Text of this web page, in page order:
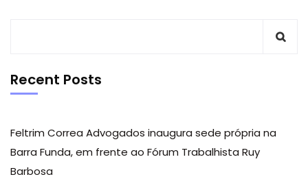
Recent Posts
Feltrim Correa Advogados inaugura sede própria na
Barra Funda, em frente ao Fórum Trabalhista Ruy
Barbosa